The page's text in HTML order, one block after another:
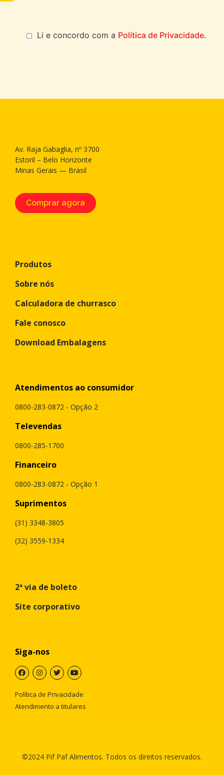
Li e concordo com a Política de Privacidade.
Av. Raja Gabaglia, nº 3700
Estoril – Belo Horizonte
Minas Gerais — Brasil
Comprar agora
Produtos
Sobre nós
Calculadora de churrasco
Fale conosco
Download Embalagens
Atendimentos ao consumidor
0800-283-0872 - Opção 2
Televendas
0800-285-1700
Financeiro
0800-283-0872 - Opção 1
Suprimentos
(31) 3348-3805
(32) 3559-1334
2ª via de boleto
Site corporativo
Siga-nos
Política de Privacidade
Atendimento a titulares
©2024 Pif Paf Alimentos. Todos os direitos reservados.